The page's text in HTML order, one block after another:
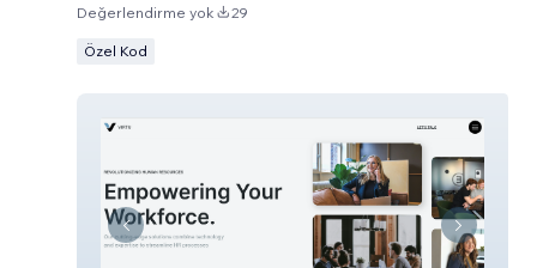
Değerlendirme yok 29
Özel Kod